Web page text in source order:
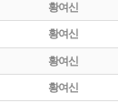
황여신
황여신
황여신
황여신